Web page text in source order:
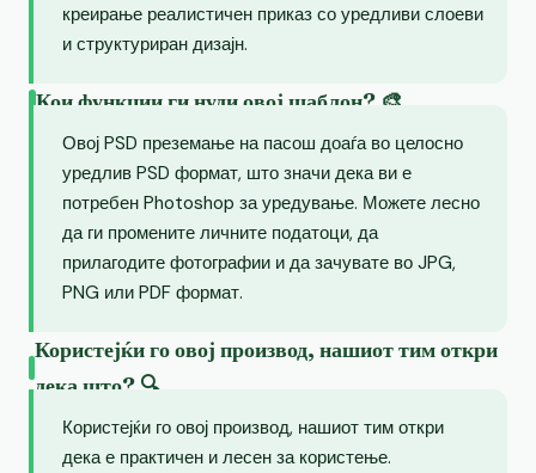
креирање реалистичен приказ со уредливи слоеви
и структуриран дизајн.
Кои функции ги нуди овој шаблон? 🎨
Овој PSD преземање на пасош доаѓа во целосно
уредлив PSD формат, што значи дека ви е
потребен Photoshop за уредување. Можете лесно
да ги промените личните податоци, да
прилагодите фотографии и да зачувате во JPG,
PNG или PDF формат.
Користејќи го овој производ, нашиот тим откри
дека што? 🔍
Користејќи го овој производ, нашиот тим откри
дека е практичен и лесен за користење.